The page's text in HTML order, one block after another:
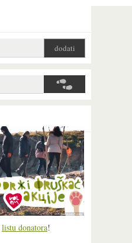
listu donatora!